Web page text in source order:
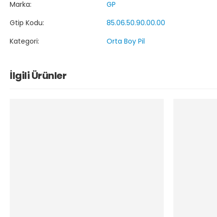
Marka:
GP
Gtip Kodu:
85.06.50.90.00.00
Kategori:
Orta Boy Pil
İlgili Ürünler